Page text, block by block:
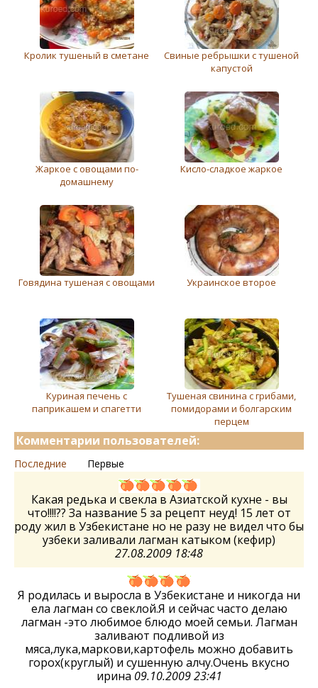
Кролик тушеный в сметане
Свиные ребрышки с тушеной
капустой
Жаркое с овощами по-
домашнему
Кисло-сладкое жаркое
Говядина тушеная с овощами Украинское второе
Куриная печень с
паприкашем и спагетти
Тушеная свинина с грибами,
помидорами и болгарским
перцем
Комментарии пользователей:
Последние Первые
Какая редька и свекла в Азиатской кухне - вы
что!!!!?? За название 5 за рецепт неуд! 15 лет от
роду жил в Узбекистане но не разу не видел что бы
узбеки заливали лагман катыком (кефир)
27.08.2009 18:48
Я родилась и выросла в Узбекистане и никогда ни
ела лагман со свеклой.Я и сейчас часто делаю
лагман -это любимое блюдо моей семьи. Лагман
заливают подливой из
мяса,лука,маркови,картофель можно добавить
горох(круглый) и сушенную алчу.Очень вкусно
ирина 09.10.2009 23:41